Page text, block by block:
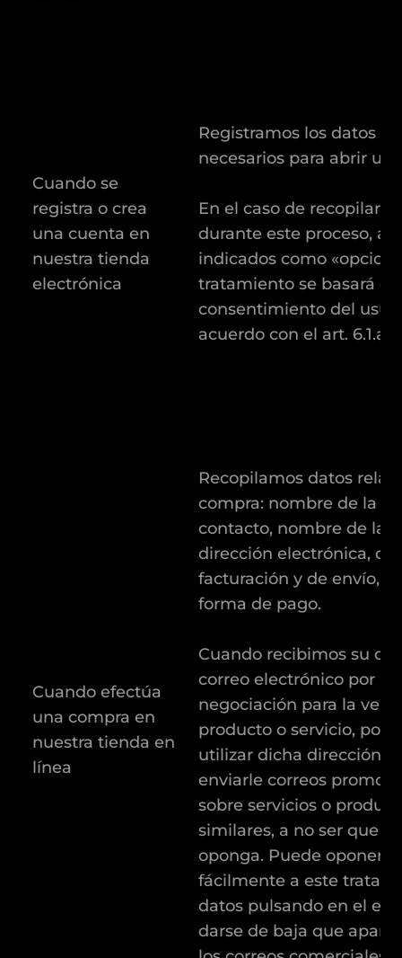
Cuando se
registra o crea
una cuenta en
nuestra tienda
electrónica
Registramos los datos
necesarios para abrir
En el caso de recopilar
durante este proceso,
indicados como
tratamiento se basará
consentimiento del
acuerdo con el art. 6.1.a
Cuando efectúa
una compra en
nuestra tienda en
línea
Recopilamos datos
compra: nombre de la
contacto, nombre de la
dirección electrónica,
facturación y de envío,
forma de pago.
Cuando recibimos su
correo electrónico por
negociación para la
producto o servicio,
utilizar dicha dirección
enviarle correos
sobre servicios o
similares, a no ser que
oponga. Puede oponerse
fácilmente a este
datos pulsando en el
darse de baja que